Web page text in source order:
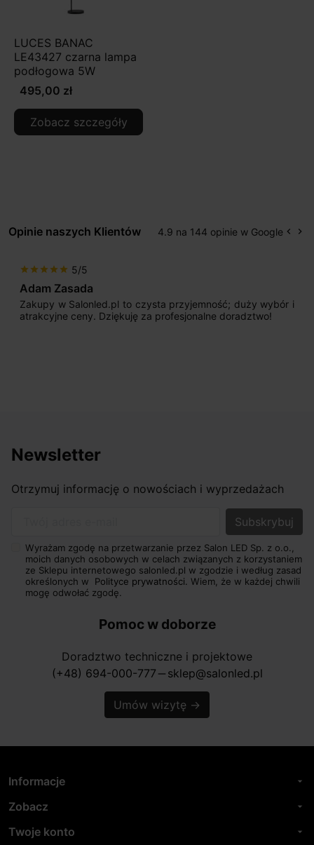
LUCES BANAC
LE43427 czarna lampa
podłogowa 5W
495,00 zł
Zobacz szczegóły
Opinie naszych Klientów 4.9 na 144 opinie w Google keyboard_arrow_left keyboard_arrow_right
star star star star star 5/5
Adam Zasada
Zakupy w Salonled.pl to czysta przyjemność; duży wybór i
atrakcyjne ceny. Dziękuję za profesjonalne doradztwo!
Newsletter
Otrzymuj informację o nowościach i wyprzedażach
Wyrażam zgodę na przetwarzanie przez Salon LED Sp. z o.o.,
moich danych osobowych w celach związanych z korzystaniem
ze Sklepu internetowego salonled.pl w zgodzie i według zasad
określonych w Polityce prywatności. Wiem, że w każdej chwili
mogę odwołać zgodę.
Pomoc w doborze
Doradztwo techniczne i projektowe
(+48) 694-000-777 horizontal_rule sklep@salonled.pl
Umów wizytę →
Informacje arrow_drop_down
Zobacz arrow_drop_down
Twoje konto arrow_drop_down